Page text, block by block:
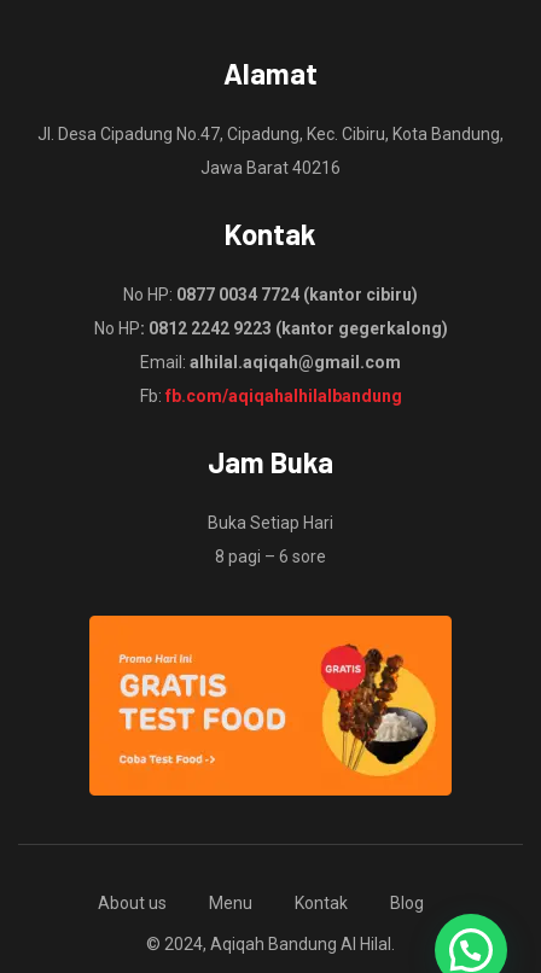
Alamat
Jl. Desa Cipadung No.47, Cipadung, Kec. Cibiru, Kota Bandung,
Jawa Barat 40216
Kontak
No HP: 0877 0034 7724 (kantor cibiru)
No HP: 0812 2242 9223 (kantor gegerkalong)
Email: alhilal.aqiqah@gmail.com
Fb: fb.com/aqiqahalhilalbandung
Jam Buka
Buka Setiap Hari
8 pagi – 6 sore
About us Menu Kontak Blog
© 2024, Aqiqah Bandung Al Hilal.